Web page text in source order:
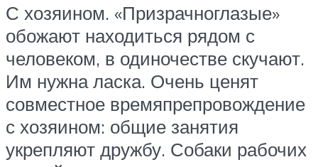
С хозяином. «Призрачноглазые»
обожают находиться рядом с
человеком, в одиночестве скучают.
Им нужна ласка. Очень ценят
совместное времяпрепровождение
с хозяином: общие занятия
укрепляют дружбу. Собаки рабочих